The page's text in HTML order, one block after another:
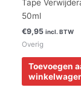
Tape
50ml
€9,95 incl. BTW
Overig
Toevoegen